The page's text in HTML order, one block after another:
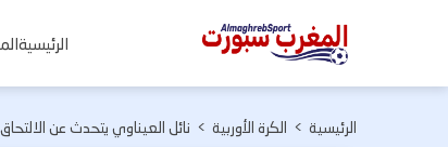
المغرب
الرئيسية
الرئيسية > الكرة الأوربية > نائل العيناوي يتحدث عن